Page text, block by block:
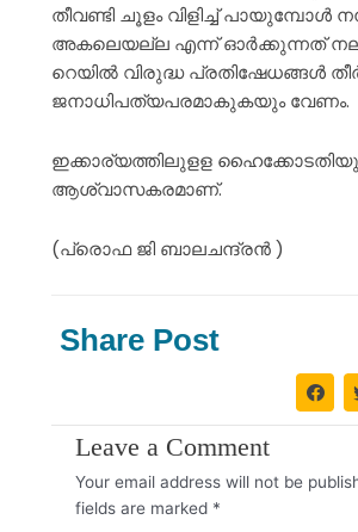
തീവണ്ടി ചൂളം വിളിച്ച് പായുമ്പോൾ
അകലെയല്ല എന്ന് ഓർക്കുന്നത്
റെയിൽ വിരുദ്ധ പ്രതിഷേധങ്ങൾ
ജനാധിപത്യപരമാകുകയും വേണം.
ഇക്കാര്യത്തിലുളള
ആശ്വാസകരമാണ്.
(പ്രൊഫ ജി ബാലചന്ദ്രൻ )
Share Post
Leave a Comment
Your email address will not be
fields are marked *